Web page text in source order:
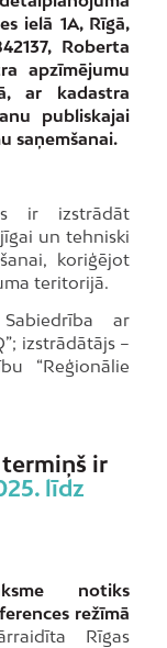
ielā 1A, Rīgā,
Roberta
apzīmējumu
ar kadastra
publiskajai
saņemšanai.
ir izstrādāt
un tehniski
koriģējot
teritorijā.
ar
izstrādātājs –
“Reģionālie
ir
līdz
notiks
režīmā
Rīgas